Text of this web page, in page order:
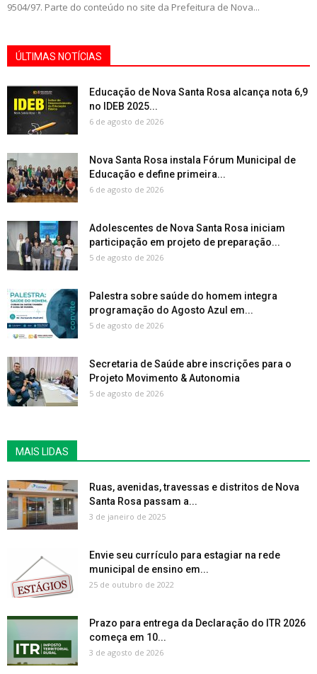
9504/97. Parte do conteúdo no site da Prefeitura de Nova...
ÚLTIMAS NOTÍCIAS
Educação de Nova Santa Rosa alcança nota 6,9
no IDEB 2025...
6 de agosto de 2026
Nova Santa Rosa instala Fórum Municipal de
Educação e define primeira...
6 de agosto de 2026
Adolescentes de Nova Santa Rosa iniciam
participação em projeto de preparação...
5 de agosto de 2026
Palestra sobre saúde do homem integra
programação do Agosto Azul em...
5 de agosto de 2026
Secretaria de Saúde abre inscrições para o
Projeto Movimento & Autonomia
5 de agosto de 2026
MAIS LIDAS
Ruas, avenidas, travessas e distritos de Nova
Santa Rosa passam a...
3 de janeiro de 2025
Envie seu currículo para estagiar na rede
municipal de ensino em...
25 de outubro de 2022
Prazo para entrega da Declaração do ITR 2026
começa em 10...
3 de agosto de 2026